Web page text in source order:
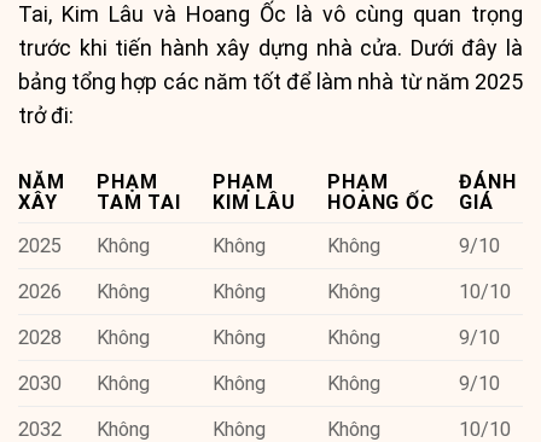
Tai, Kim Lâu và Hoang Ốc là vô cùng quan trọng
trước khi tiến hành xây dựng nhà cửa. Dưới đây là
bảng tổng hợp các năm tốt để làm nhà từ năm 2025
trở đi:
NĂM
XÂY
PHẠM
TAM TAI
PHẠM
KIM LÂU
PHẠM
HOANG ỐC
ĐÁNH
GIÁ
2025
Không Không Không
9/10
2026
Không Không Không
10/10
2028
Không Không Không
9/10
2030
Không Không Không
9/10
2032
Không Không Không
10/10